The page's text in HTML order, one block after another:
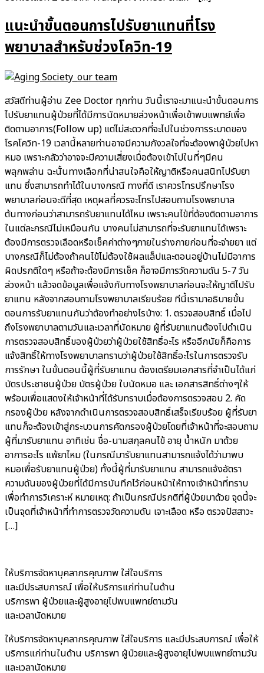
แนะนำขั้นตอนการไปรับยาแทนที่โรง
พยาบาลสำหรับช่วงโควิท-19
สวัสดีท่านผู้อ่าน Zee Doctor ทุกท่าน วันนี้เราจะมาแนะนำขั้นตอนการ
ไปรับยาแทนผู้ป่วยที่ได้มีการนัดหมายล่วงหน้าเพื่อเข้าพบแพทย์เพื่อ
ติดตามอาการ(Follow up) แต่ไม่สะดวกที่จะไปในช่วงการระบาดของ
โรคโควิท-19 เวลานี้หลายท่านอาจมีความกังวลใจที่จะต้องพาผู้ป่วยไปหา
หมอ เพราะกลัวว่าอาจจะมีความเสี่ยงเมื่อต้องเข้าไปในที่ๆมีคน
พลุกพล่าน ฉะนั้นทางเลือกที่น่าสนใจคือให้ญาติหรือคนสนิทไปรับยา
แทน ซึ่งสามารถทำได้ในบางกรณี ทางที่ดี เราควรโทรปรึกษาโรง
พยาบาลก่อนจะดีที่สุด เหตุผลที่ควรจะโทรไปสอบถามโรงพยาบาล
ต้นทางก่อนว่าสามารถรับยาแทนได้ไหม เพราะคนไข้ที่ต้องติดตามอาการ
ในแต่ละกรณีไม่เหมือนกัน บางคนไม่สามารถที่จะรับยาแทนได้เพราะ
ต้องมีการตรวจเลือดหรือเช็คค่าต่างๆภายในร่างกายก่อนที่จะจ่ายยา แต่
บางกรณีก็ไม่ต้องถ้าคนไข้ไม่ต้องใช้ผลแล็ปและตอนอยู่บ้านไม่มีอาการ
ผิดปรกติใดๆ หรือถ้าจะต้องมีการเช็ค ก็อาจมีการวัดความดัน 5-7 วัน
ล่วงหน้า แล้วจดข้อมูลเพื่อแจ้งกับทางโรงพยาบาลก่อนจะให้ญาติไปรับ
ยาแทน หลังจากสอบถามโรงพยาบาลเรียบร้อย ทีนี้เรามาอธิบายขั้น
ตอนการรับยาแทนกันว่าต้องทำอย่างไรบ้าง: 1. ตรวจสอบสิทธิ์ เมื่อไป
ถึงโรงพยาบาลตามวันและเวลาที่นัดหมาย ผู้ที่รับยาแทนต้องไปดำเนิน
การตรวจสอบสิทธิ์ของผู้ป่วยว่าผู้ป่วยใช้สิทธิ์อะไร หรืออีกนัยก็คือการ
แจ้งสิทธิ์ให้ทางโรงพยาบาลทราบว่าผู้ป่วยใช้สิทธิ์อะไรในการตรวจรับ
การรักษา ในขั้นตอนนี้ผู้ที่รับยาแทน ต้องเตรียมเอกสารที่จำเป็นได้แก่
บัตรประชาชนผู้ป่วย บัตรผู้ป่วย ใบนัดหมอ และ เอกสารสิทธิ์ต่างๆให้
พร้อมเพื่อแสดงให้เจ้าหน้าที่ได้รับทราบเมื่อต้องการตรวจสอบ 2. คัด
กรองผู้ป่วย หลังจากดำเนินการตรวจสอบสิทธิ์เสร็จเรียบร้อย ผู้ที่รับยา
แทนก็จะต้องเข้าสู่กระบวนการคัดกรองผู้ป่วยโดยที่เจ้าหน้าที่จะสอบถาม
ผู้ที่มารับยาแทน อาทิเช่น ชื่อ-นามสกุลคนไข้ อายุ น้ำหนัก มาด้วย
อาการอะไร แพ้ยาไหม (ในกรณีมารับยาแทนสามารถแจ้งได้ว่ามาพบ
หมอเพื่อรับยาแทนผู้ป่วย) ทั้งนี้ผู้ที่มารับยาแทน สามารถแจ้งอัตรา
ความดันของผู้ป่วยที่ได้มีการบันทึกไว้ก่อนหน้าให้ทางเจ้าหน้าที่ทราบ
เพื่อทำการวิเคราะห์ หมายเหตุ: ถ้าเป็นกรณีปรกติที่ผู้ป่วยมาด้วย จุดนี้จะ
เป็นจุดที่เจ้าหน้าที่ทำการตรวจวัดความดัน เจาะเลือด หรือ ตรวจปัสสาวะ
[…]
ให้บริการจัดหาบุคลากรคุณภาพ ใส่ใจบริการ
และมีประสบการณ์ เพื่อให้บริการแก่ท่านในด้าน
บริการพา ผู้ป่วยและผู้สูงอายุไปพบแพทย์ตามวัน
และเวลานัดหมาย
ให้บริการจัดหาบุคลากรคุณภาพ ใส่ใจบริการ และมีประสบการณ์ เพื่อให้
บริการแก่ท่านในด้าน บริการพา ผู้ป่วยและผู้สูงอายุไปพบแพทย์ตามวัน
และเวลานัดหมาย